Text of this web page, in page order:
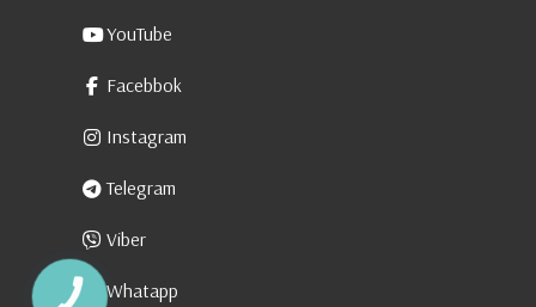
YouTube
Facebbok
Instagram
Telegram
Viber
Whatapp
КНОПКА
ЗВ'ЯЗКУ